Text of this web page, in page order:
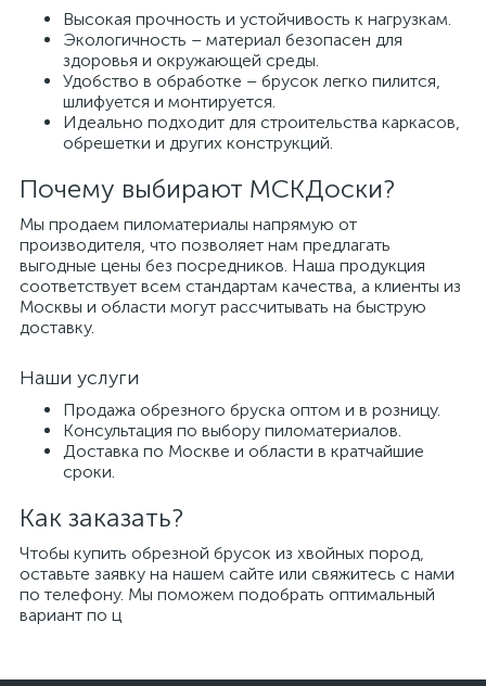
Высокая прочность и устойчивость к нагрузкам.
Экологичность – материал безопасен для
здоровья и окружающей среды.
Удобство в обработке – брусок легко пилится,
шлифуется и монтируется.
Идеально подходит для строительства каркасов,
обрешетки и других конструкций.
Почему выбирают МСКДоски?
Мы продаем пиломатериалы напрямую от
производителя, что позволяет нам предлагать
выгодные цены без посредников. Наша продукция
соответствует всем стандартам качества, а клиенты из
Москвы и области могут рассчитывать на быструю
доставку.
Наши услуги
Продажа обрезного бруска оптом и в розницу.
Консультация по выбору пиломатериалов.
Доставка по Москве и области в кратчайшие
сроки.
Как заказать?
Чтобы купить обрезной брусок из хвойных пород,
оставьте заявку на нашем сайте или свяжитесь с нами
по телефону. Мы поможем подобрать оптимальный
вариант по ц